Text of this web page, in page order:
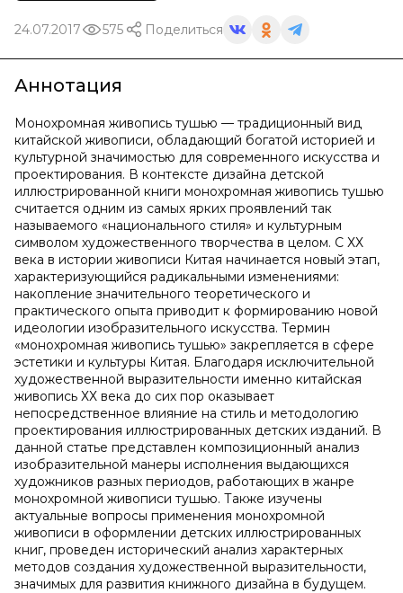
24.07.2017 575 Поделиться
Аннотация
Монохромная живопись тушью — традиционный вид
китайской живописи, обладающий богатой историей и
культурной значимостью для современного искусства и
проектирования. В контексте дизайна детской
иллюстрированной книги монохромная живопись тушью
считается одним из самых ярких проявлений так
называемого «национального стиля» и культурным
символом художественного творчества в целом. С ХХ
века в истории живописи Китая начинается новый этап,
характеризующийся радикальными изменениями:
накопление значительного теоретического и
практического опыта приводит к формированию новой
идеологии изобразительного искусства. Термин
«монохромная живопись тушью» закрепляется в сфере
эстетики и культуры Китая. Благодаря исключительной
художественной выразительности именно китайская
живопись ХХ века до сих пор оказывает
непосредственное влияние на стиль и методологию
проектирования иллюстрированных детских изданий. В
данной статье представлен композиционный анализ
изобразительной манеры исполнения выдающихся
художников разных периодов, работающих в жанре
монохромной живописи тушью. Также изучены
актуальные вопросы применения монохромной
живописи в оформлении детских иллюстрированных
книг, проведен исторический анализ характерных
методов создания художественной выразительности,
значимых для развития книжного дизайна в будущем.